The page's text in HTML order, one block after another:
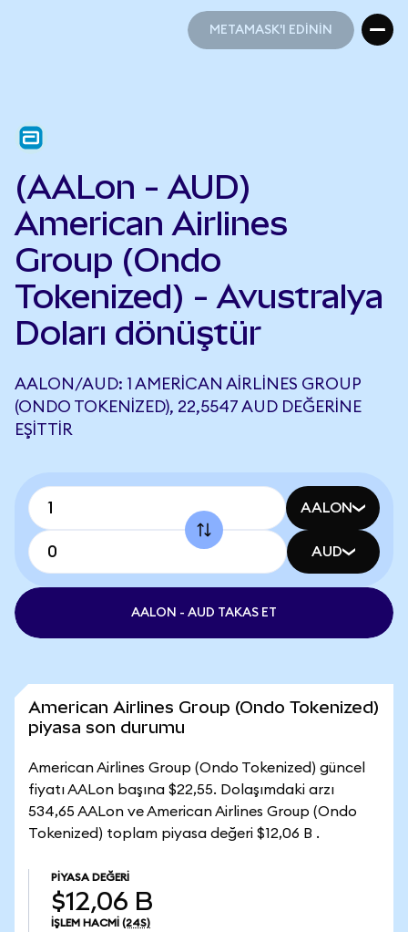
METAMASK'I EDİNİN
(AALon - AUD)
American Airlines
Group (Ondo
Tokenized) - Avustralya
Doları dönüştür
AALON/AUD: 1 AMERICAN AIRLINES GROUP
(ONDO TOKENIZED), 22,5547 AUD DEĞERINE
EŞITTIR
AALON
AUD
AALON - AUD TAKAS ET
American Airlines Group (Ondo Tokenized)
piyasa son durumu
American Airlines Group (Ondo Tokenized) güncel
fiyatı AALon başına $22,55. Dolaşımdaki arzı
534,65 AALon ve American Airlines Group (Ondo
Tokenized) toplam piyasa değeri $12,06 B .
PIYASA DEĞERI
$12,06 B
İŞLEM HACMI (24S)